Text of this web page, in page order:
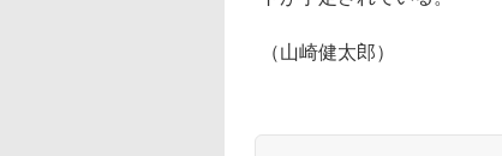
（山崎健太郎）